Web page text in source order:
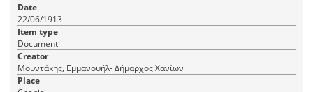
Date
22/06/1913
Item type
Document
Creator
Μουντάκης, Εμμανουήλ- Δήμαρχος Χανίων
Place